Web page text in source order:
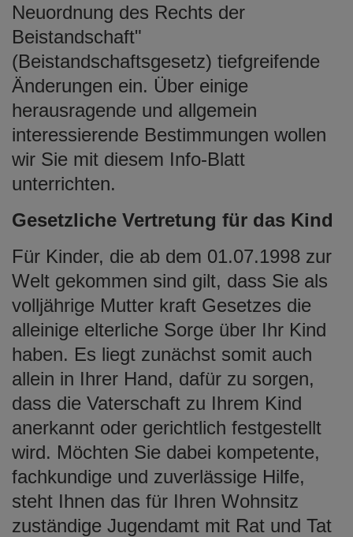
Neuordnung des Rechts der
Beistandschaft"
(Beistandschaftsgesetz) tiefgreifende
Änderungen ein. Über einige
herausragende und allgemein
interessierende Bestimmungen wollen
wir Sie mit diesem Info-Blatt
unterrichten.
Gesetzliche Vertretung für das Kind
Für Kinder, die ab dem 01.07.1998 zur
Welt gekommen sind gilt, dass Sie als
volljährige Mutter kraft Gesetzes die
alleinige elterliche Sorge über Ihr Kind
haben. Es liegt zunächst somit auch
allein in Ihrer Hand, dafür zu sorgen,
dass die Vaterschaft zu Ihrem Kind
anerkannt oder gerichtlich festgestellt
wird. Möchten Sie dabei kompetente,
fachkundige und zuverlässige Hilfe,
steht Ihnen das für Ihren Wohnsitz
zuständige Jugendamt mit Rat und Tat